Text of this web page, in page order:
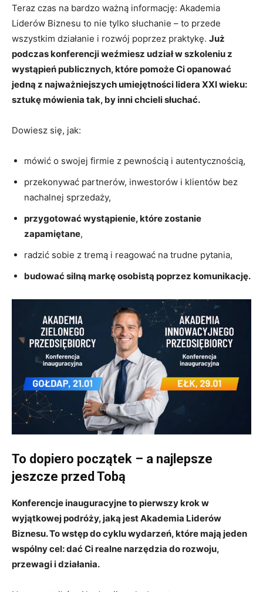
Teraz czas na bardzo ważną informację: Akademia
Liderów Biznesu to nie tylko słuchanie – to przede
wszystkim działanie i rozwój poprzez praktykę. Już
podczas konferencji weźmiesz udział w szkoleniu z
wystąpień publicznych, które pomoże Ci opanować
jedną z najważniejszych umiejętności lidera XXI wieku:
sztukę mówienia tak, by inni chcieli słuchać.
Dowiesz się, jak:
mówić o swojej firmie z pewnością i autentycznością,
przekonywać partnerów, inwestorów i klientów bez
nachalnej sprzedaży,
przygotować wystąpienie, które zostanie
zapamiętane,
radzić sobie z tremą i reagować na trudne pytania,
budować silną markę osobistą poprzez komunikację.
To dopiero początek – a najlepsze
jeszcze przed Tobą
Konferencje inauguracyjne to pierwszy krok w
wyjątkowej podróży, jaką jest Akademia Liderów
Biznesu. To wstęp do cyklu wydarzeń, które mają jeden
wspólny cel: dać Ci realne narzędzia do rozwoju,
przewagi i działania.